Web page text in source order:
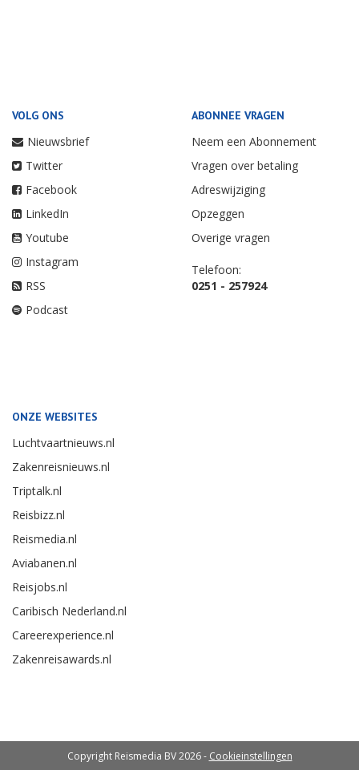
VOLG ONS
Nieuwsbrief
Twitter
Facebook
LinkedIn
Youtube
Instagram
RSS
Podcast
ABONNEE VRAGEN
Neem een Abonnement
Vragen over betaling
Adreswijziging
Opzeggen
Overige vragen
Telefoon:
0251 - 257924
ONZE WEBSITES
Luchtvaartnieuws.nl
Zakenreisnieuws.nl
Triptalk.nl
Reisbizz.nl
Reismedia.nl
Aviabanen.nl
Reisjobs.nl
Caribisch Nederland.nl
Careerexperience.nl
Zakenreisawards.nl
Copyright Reismedia BV 2026 - Cookieinstellingen